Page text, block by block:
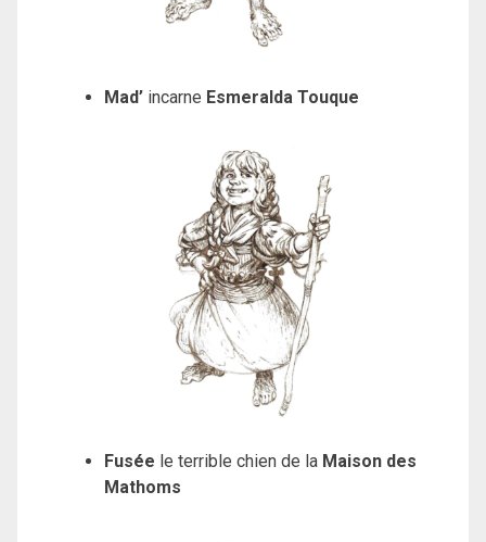
Mad’ incarne Esmeralda Touque
Fusée le terrible chien de la Maison des
Mathoms